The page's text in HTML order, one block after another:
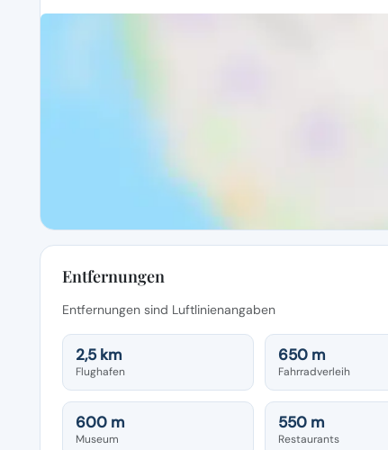
Entfernungen
Entfernungen sind Luftlinienangaben
2,5 km
Flughafen
650 m
Fahrradverleih
600 m
Museum
550 m
Restaurants